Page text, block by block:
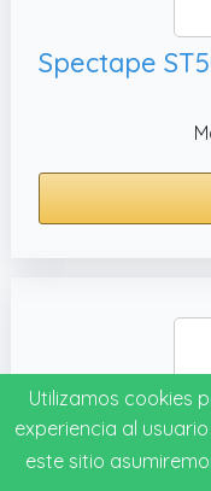
Utilizamos cookies
experiencia al
este sitio